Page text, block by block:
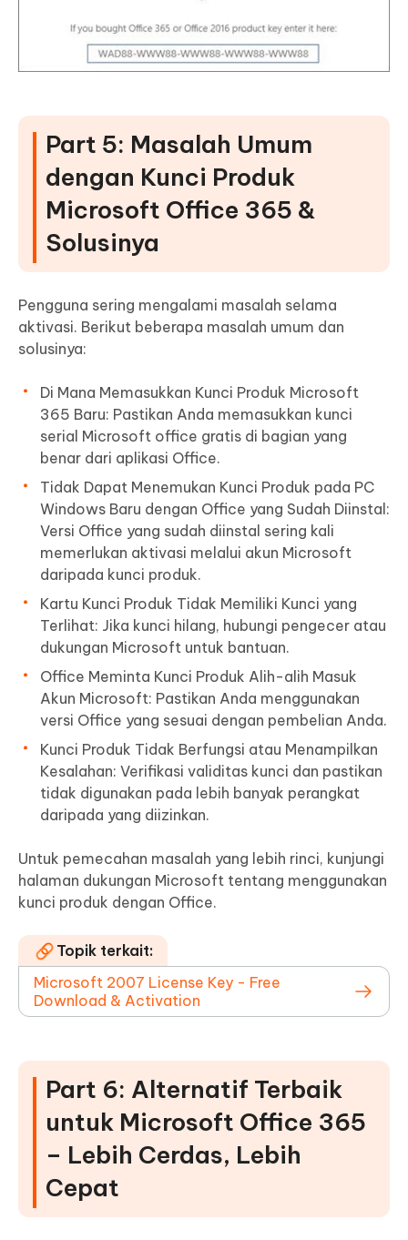
Part 5: Masalah Umum
dengan Kunci Produk
Microsoft Office 365 &
Solusinya
Pengguna sering mengalami masalah selama
aktivasi. Berikut beberapa masalah umum dan
solusinya:
Di Mana Memasukkan Kunci Produk Microsoft
365 Baru: Pastikan Anda memasukkan kunci
serial Microsoft office gratis di bagian yang
benar dari aplikasi Office.
Tidak Dapat Menemukan Kunci Produk pada PC
Windows Baru dengan Office yang Sudah Diinstal:
Versi Office yang sudah diinstal sering kali
memerlukan aktivasi melalui akun Microsoft
daripada kunci produk.
Kartu Kunci Produk Tidak Memiliki Kunci yang
Terlihat: Jika kunci hilang, hubungi pengecer atau
dukungan Microsoft untuk bantuan.
Office Meminta Kunci Produk Alih-alih Masuk
Akun Microsoft: Pastikan Anda menggunakan
versi Office yang sesuai dengan pembelian Anda.
Kunci Produk Tidak Berfungsi atau Menampilkan
Kesalahan: Verifikasi validitas kunci dan pastikan
tidak digunakan pada lebih banyak perangkat
daripada yang diizinkan.
Untuk pemecahan masalah yang lebih rinci, kunjungi
halaman dukungan Microsoft tentang menggunakan
kunci produk dengan Office.
Topik terkait:
Microsoft 2007 License Key - Free
Download & Activation
Part 6: Alternatif Terbaik
untuk Microsoft Office 365
– Lebih Cerdas, Lebih
Cepat